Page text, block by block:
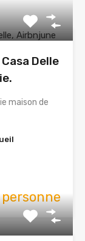
Delle
maison de